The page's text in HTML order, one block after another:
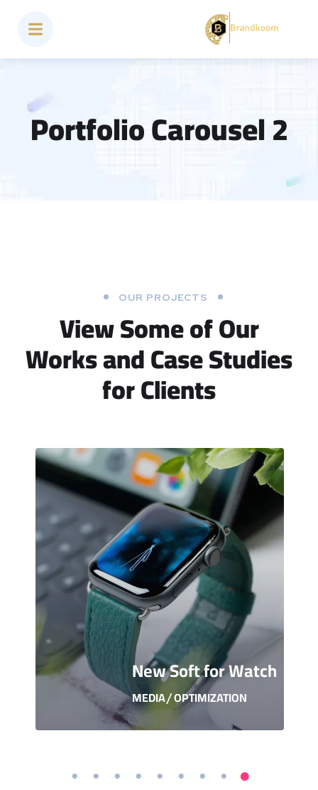
Portfolio Carousel 2
OUR PROJECTS
View Some of Our
Worksand Case Studies
for Clients
New Soft for Watch
MEDIA/OPTIMIZATION